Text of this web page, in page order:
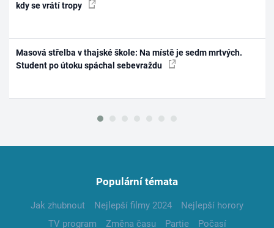
kdy se vrátí tropy
Masová střelba v thajské škole: Na místě je sedm mrtvých.
Student po útoku spáchal sebevraždu
Populární témata
Jak zhubnout Nejlepší filmy 2024
Nejlepší horory
TV program
Změna času Partie
Počasí